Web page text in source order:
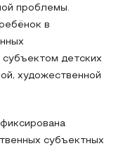
проблемы.
в
субъектом детских
художественной
субъектных